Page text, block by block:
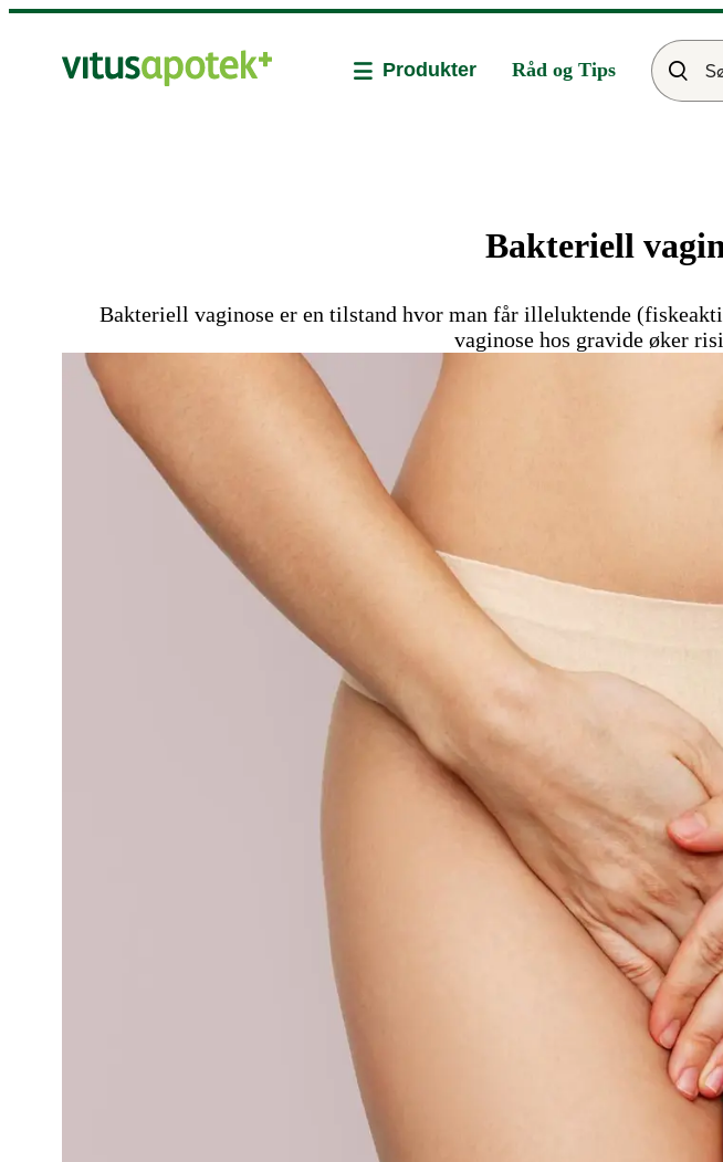
Produkter Råd og Tips
Bakteriell
Bakteriell vaginose er en tilstand hvor man får illeluktende
vaginose hos gravide øker